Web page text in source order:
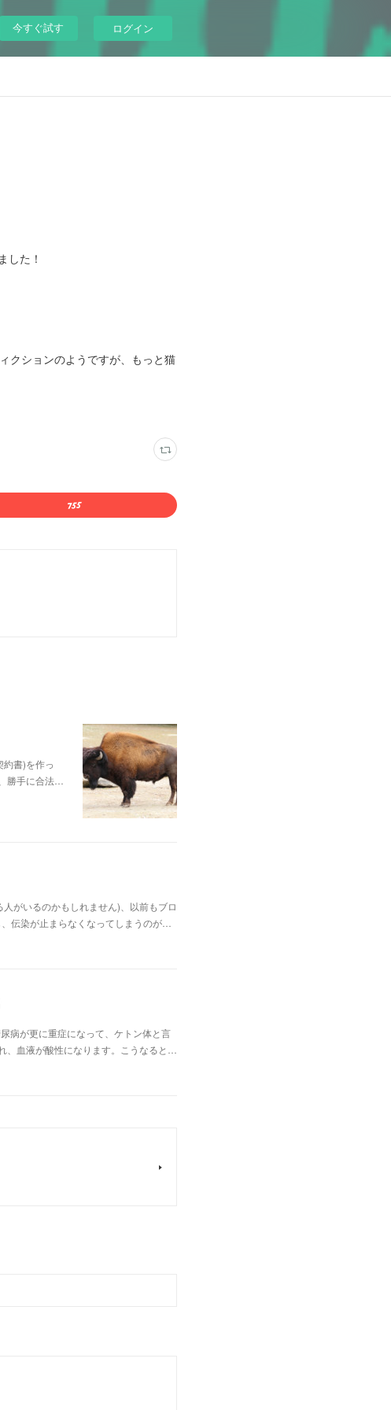
今すぐ試す ログイン
した！
クションのようですが、もっと猫
約書)を作っ
勝手に合法…
がいるのかもしれません)、以前もブロ
伝染が止まらなくなってしまうのが…
病が更に重症になって、ケトン体と言
血液が酸性になります。こうなると…